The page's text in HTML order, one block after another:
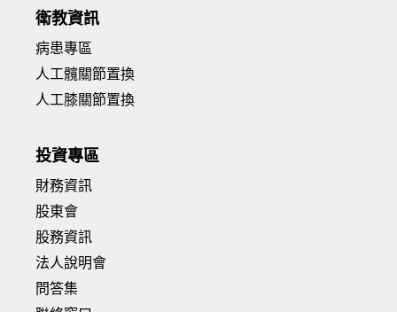
衛教資訊
病患專區
人工髖關節置換
人工膝關節置換
投資專區
財務資訊
股東會
股務資訊
法人說明會
問答集